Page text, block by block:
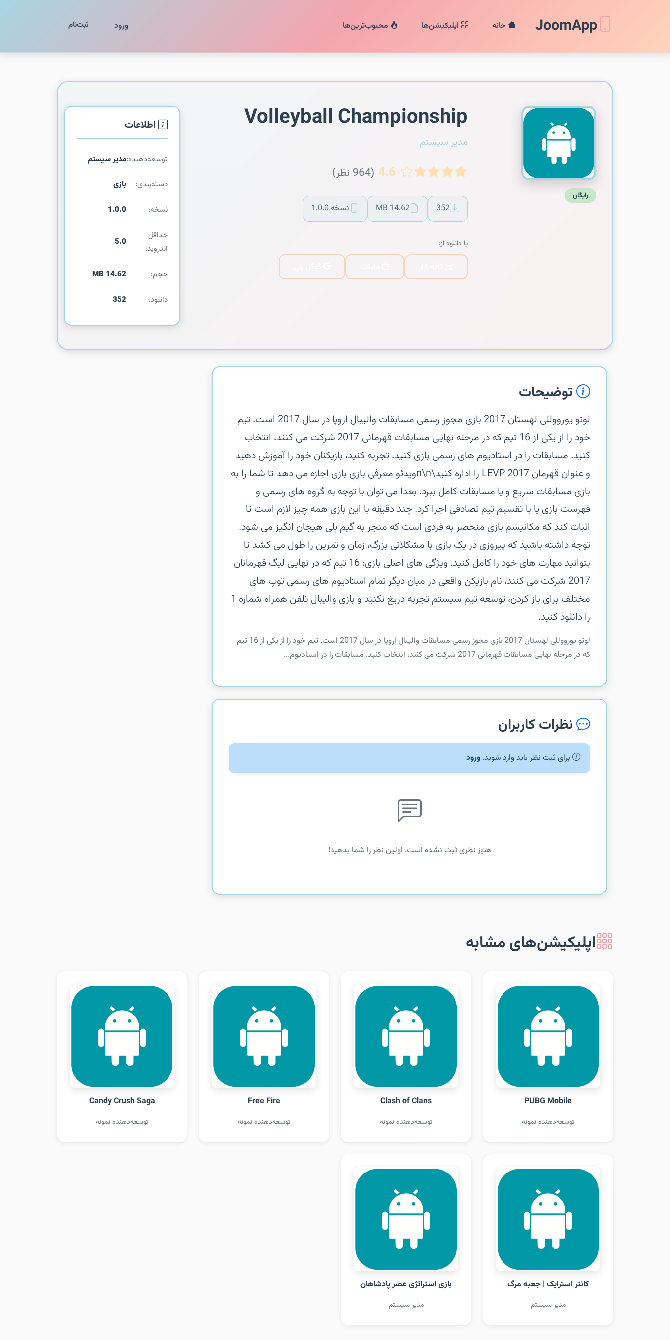
JoomApp خانه اپلیکیشن‌ها محبوب‌ترین‌ها ورود ثبت‌نام
رایگان
Volleyball Championship
مدیر سیستم
4.6 (964 نظر)
352
14.62 MB نسخه 1.0.0
یا دانلود از:
اطلاعات
توسعه‌دهنده:مدیر سیستم
دسته‌بندی: بازی
نسخه: 1.0.0
حداقل
اندروید:
5.0
حجم: 14.62 MB
دانلود: 352
توضیحات
‏‏لوتو یورووللی لهستان 2017 بازی مجوز رسمی مسابقات والیبال اروپا در سال 2017 است.‏ تیم
خود را از یکی از 16 تیم که در مرحله نهایی مسابقات قهرمانی 2017 شرکت می کنند، انتخاب
کنید.‏ مسابقات را در استادیوم های رسمی بازی کنید، تجربه کنید، بازیکنان خود را آموزش دهید
و عنوان قهرمان LEVP 2017 را اداره کنید\n\nویدئو معرفی بازی‏ بازی اجازه می دهد تا شما را به
بازی مسابقات سریع و یا مسابقات کامل ببرد. بعدا می توان با توجه به گروه های رسمی و
فهرست بازی یا با تقسیم تیم تصادفی اجرا کرد.‏ چند دقیقه با این بازی همه چیز لازم است تا
اثبات کند که مکانیسم بازی منحصر به فردی است که منجر به گیم پلی هیجان انگیز می شود.
توجه داشته باشید که پیروزی در یک بازی با مشکلاتی بزرگ، زمان و تمرین را طول می کشد تا
بتوانید مهارت های خود را کامل کنید.‏ ویژگی های اصلی بازی:‏ 16 تیم که در نهایی لیگ قهرمانان
2017 شرکت می کنند،‏ نام بازیکن واقعی‏ در میان دیگر تمام استادیوم های رسمی‏ توپ های
مختلف برای باز کردن،‏ توسعه تیم‏ سیستم تجربه‏ دریغ نکنید و بازی والیبال تلفن همراه شماره 1
را دانلود کنید.
‏‏لوتو یورووللی لهستان 2017 بازی مجوز رسمی مسابقات والیبال اروپا در سال 2017 است.‏ تیم خود را از یکی از 16 تیم
که در مرحله نهایی مسابقات قهرمانی 2017 شرکت می کنند، انتخاب کنید.‏ مسابقات را در استادیوم...
نظرات کاربران
برای ثبت نظر باید وارد شوید. ورود
هنوز نظری ثبت نشده است. اولین نظر را شما بدهید!
اپلیکیشن‌های مشابه
PUBG Mobile
توسعه‌دهنده نمونه
Clash of Clans
توسعه‌دهنده نمونه
Free Fire
توسعه‌دهنده نمونه
Candy Crush Saga
توسعه‌دهنده نمونه
کانتر استرایک | جعبه مرگ
مدیر سیستم
بازی استراتژی عصر پادشاهان
مدیر سیستم